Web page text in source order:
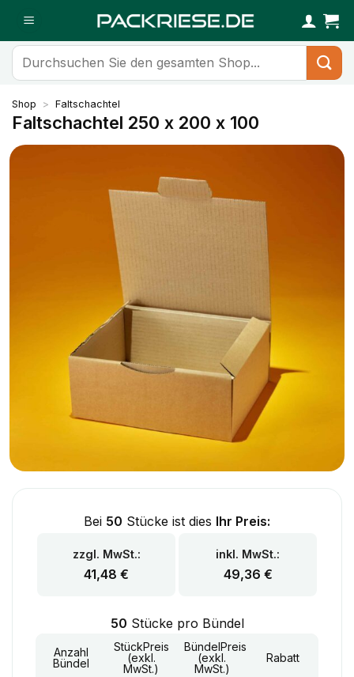
Inhalt
springen
Suchen
nach:
Shop > Faltschachtel
Faltschachtel 250 x 200 x 100
Bei 50 Stücke ist dies Ihr Preis:
zzgl. MwSt.:
41,48 €
inkl. MwSt.:
49,36 €
50 Stücke pro Bündel
Anzahl
Bündel
StückPreis
(exkl.
MwSt.)
BündelPreis
(exkl.
MwSt.)
Rabatt